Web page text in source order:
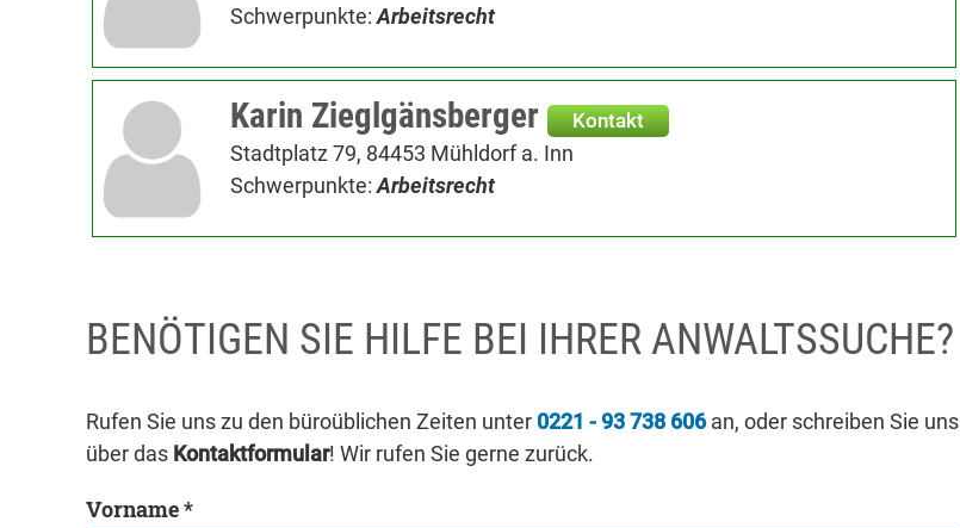
Schwerpunkte: Arbeitsrecht
Karin Zieglgänsberger Kontakt
Stadtplatz 79, 84453 Mühldorf a. Inn
Schwerpunkte: Arbeitsrecht
BENÖTIGEN SIE HILFE BEI IHRER ANWALTSSUCHE?
Rufen Sie uns zu den büroüblichen Zeiten unter 0221 - 93 738 606an, oder schreiben Sie uns
über das Kontaktformular! Wir rufen Sie gerne zurück.
Vorname *